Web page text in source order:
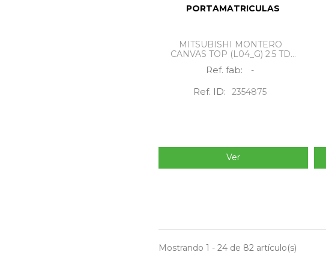
PORTAMATRICULAS
MITSUBISHI MONTERO
CANVAS TOP (L04_G) 2.5 TD...
Ref. fab: -
Ref. ID: 2354875
Ver
Mostrando 1 - 24 de 82 artículo(s)